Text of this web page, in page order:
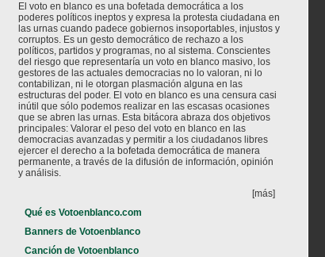
El voto en blanco es una bofetada democrática a los
poderes políticos ineptos y expresa la protesta ciudadana en
las urnas cuando padece gobiernos insoportables, injustos y
corruptos. Es un gesto democrático de rechazo a los
políticos, partidos y programas, no al sistema. Conscientes
del riesgo que representaría un voto en blanco masivo, los
gestores de las actuales democracias no lo valoran, ni lo
contabilizan, ni le otorgan plasmación alguna en las
estructuras del poder. El voto en blanco es una censura casi
inútil que sólo podemos realizar en las escasas ocasiones
que se abren las urnas. Esta bitácora abraza dos objetivos
principales: Valorar el peso del voto en blanco en las
democracias avanzadas y permitir a los ciudadanos libres
ejercer el derecho a la bofetada democrática de manera
permanente, a través de la difusión de información, opinión
y análisis.
[más]
Qué es Votoenblanco.com
Banners de Votoenblanco
Canción de Votoenblanco